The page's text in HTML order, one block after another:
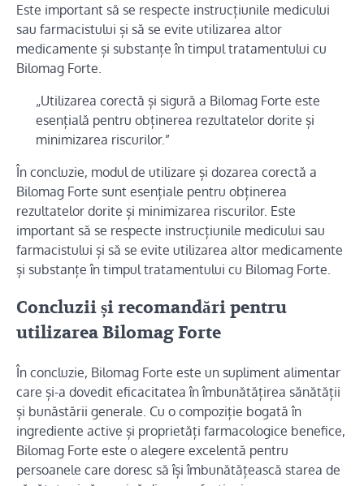
Este important să se respecte instrucțiunile medicului
sau farmacistului și să se evite utilizarea altor
medicamente și substanțe în timpul tratamentului cu
Bilomag Forte.
„Utilizarea corectă și sigură a Bilomag Forte este
esențială pentru obținerea rezultatelor dorite și
minimizarea riscurilor.”
În concluzie, modul de utilizare și dozarea corectă a
Bilomag Forte sunt esențiale pentru obținerea
rezultatelor dorite și minimizarea riscurilor. Este
important să se respecte instrucțiunile medicului sau
farmacistului și să se evite utilizarea altor medicamente
și substanțe în timpul tratamentului cu Bilomag Forte.
Concluzii și recomandări pentru
utilizarea Bilomag Forte
În concluzie, Bilomag Forte este un supliment alimentar
care și-a dovedit eficacitatea în îmbunătățirea sănătății
și bunăstării generale. Cu o compoziție bogată în
ingrediente active și proprietăți farmacologice benefice,
Bilomag Forte este o alegere excelentă pentru
persoanele care doresc să își îmbunătățească starea de